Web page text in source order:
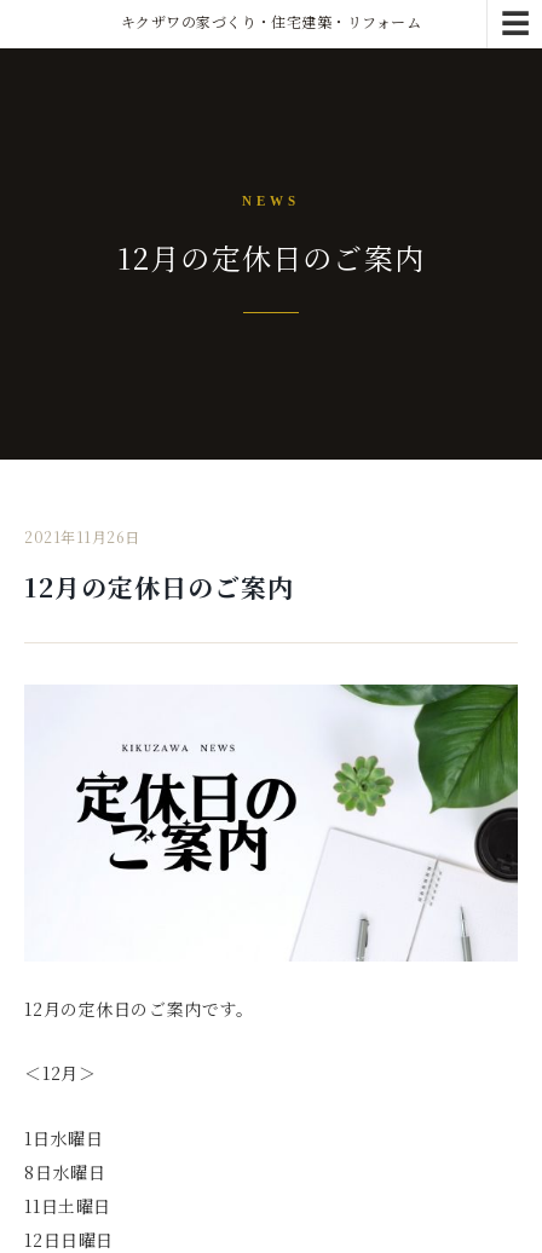
☰
キクザワの家づくり・住宅建築・リフォーム
NEWS
12月の定休日のご案内
2021年11月26日
12月の定休日のご案内
12月の定休日のご案内です。
＜12月＞
1日水曜日
8日水曜日
11日土曜日
12日日曜日